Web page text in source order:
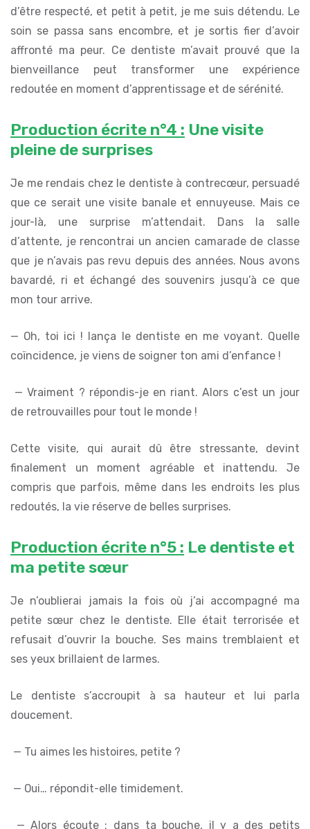
d’être respecté, et petit à petit, je me suis détendu. Le
soin se passa sans encombre, et je sortis fier d’avoir
affronté ma peur. Ce dentiste m’avait prouvé que la
bienveillance peut transformer une expérience
redoutée en moment d’apprentissage et de sérénité.
Production écrite n°4 : Une visite
pleine de surprises
Je me rendais chez le dentiste à contrecœur, persuadé
que ce serait une visite banale et ennuyeuse. Mais ce
jour-là, une surprise m’attendait. Dans la salle
d’attente, je rencontrai un ancien camarade de classe
que je n’avais pas revu depuis des années. Nous avons
bavardé, ri et échangé des souvenirs jusqu’à ce que
mon tour arrive.
— Oh, toi ici ! lança le dentiste en me voyant. Quelle
coïncidence, je viens de soigner ton ami d’enfance !
— Vraiment ? répondis-je en riant. Alors c’est un jour
de retrouvailles pour tout le monde !
Cette visite, qui aurait dû être stressante, devint
finalement un moment agréable et inattendu. Je
compris que parfois, même dans les endroits les plus
redoutés, la vie réserve de belles surprises.
Production écrite n°5 : Le dentiste et
ma petite sœur
Je n’oublierai jamais la fois où j’ai accompagné ma
petite sœur chez le dentiste. Elle était terrorisée et
refusait d’ouvrir la bouche. Ses mains tremblaient et
ses yeux brillaient de larmes.
Le dentiste s’accroupit à sa hauteur et lui parla
doucement.
— Tu aimes les histoires, petite ?
— Oui… répondit-elle timidement.
— Alors écoute : dans ta bouche, il y a des petits